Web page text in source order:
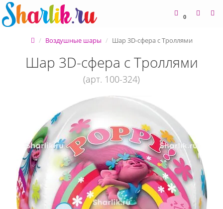
0
Воздушные шары Шар 3D-сфера с Троллями
Шар 3D-сфера с Троллями
(арт. 100-324)